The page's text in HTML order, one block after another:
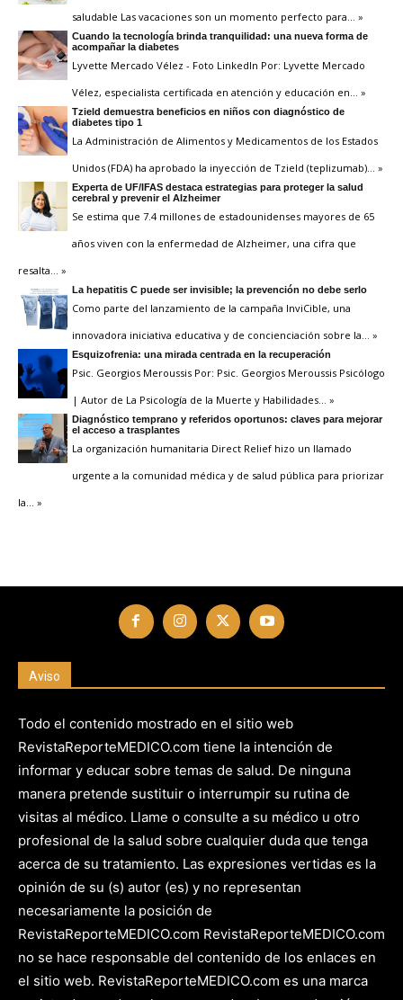
saludable Las vacaciones son un momento perfecto para … »
Cuando la tecnología brinda tranquilidad: una nueva forma de
acompañar la diabetes
Lyvette Mercado Vélez - Foto LinkedIn Por: Lyvette Mercado
Vélez, especialista certificada en atención y educación en … »
Tzield demuestra beneficios en niños con diagnóstico de
diabetes tipo 1
La Administración de Alimentos y Medicamentos de los Estados
Unidos (FDA) ha aprobado la inyección de Tzield (teplizumab) … »
Experta de UF/IFAS destaca estrategias para proteger la salud
cerebral y prevenir el Alzheimer
Se estima que 7.4 millones de estadounidenses mayores de 65
años viven con la enfermedad de Alzheimer, una cifra que
resalta … »
La hepatitis C puede ser invisible; la prevención no debe serlo
Como parte del lanzamiento de la campaña InviCible, una
innovadora iniciativa educativa y de concienciación sobre la … »
Esquizofrenia: una mirada centrada en la recuperación
Psic. Georgios Meroussis Por: Psic. Georgios Meroussis Psicólogo
| Autor de La Psicología de la Muerte y Habilidades … »
Diagnóstico temprano y referidos oportunos: claves para mejorar
el acceso a trasplantes
La organización humanitaria Direct Relief hizo un llamado
urgente a la comunidad médica y de salud pública para priorizar
la … »
Aviso
Todo el contenido mostrado en el sitio web
RevistaReporteMEDICO.com tiene la intención de
informar y educar sobre temas de salud. De ninguna
manera pretende sustituir o interrumpir su rutina de
visitas al médico. Llame o consulte a su médico u otro
profesional de la salud sobre cualquier duda que tenga
acerca de su tratamiento. Las expresiones vertidas es la
opinión de su (s) autor (es) y no representan
necesariamente la posición de
RevistaReporteMEDICO.com RevistaReporteMEDICO.com
no se hace responsable del contenido de los enlaces en
el sitio web. RevistaReporteMEDICO.com es una marca